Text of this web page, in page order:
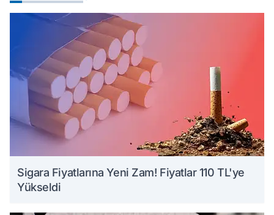
Sigara Fiyatlarına Yeni Zam! Fiyatlar 110 TL'ye
Yükseldi